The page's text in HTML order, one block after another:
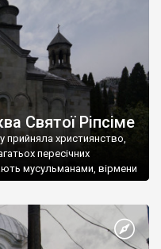
Святої Ріпсіме
прийняла християнство,
пересічних
мусульманами, вірмени